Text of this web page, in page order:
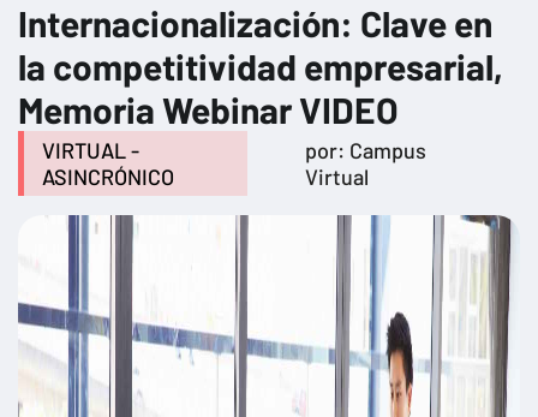
Internacionalización: Clave en
la competitividad empresarial,
Memoria Webinar VIDEO
VIRTUAL -
ASINCRÓNICO
por: Campus
Virtual